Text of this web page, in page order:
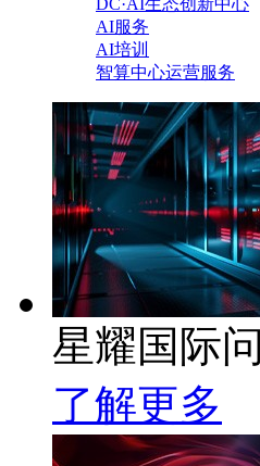
DC·AI生态创新中心
AI服务
AI培训
智算中心运营服务
星耀国际
了解更多